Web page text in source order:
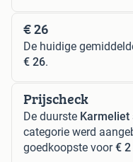
€ 26
De huidige
€ 26.
Prijscheck
De duurste Karmeliet
categorie werd
goedkoopste voor€ 2